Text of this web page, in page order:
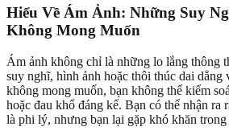
Hiểu Về Ám Ảnh: Những Suy
Không Mong Muốn
Ám ảnh không chỉ là những lo lắng thông
suy nghĩ, hình ảnh hoặc thôi thúc dai dẳng
không mong muốn, bạn không thể kiểm
hoặc đau khổ đáng kể. Bạn có thể nhận ra
là phi lý, nhưng bạn lại gặp khó khăn